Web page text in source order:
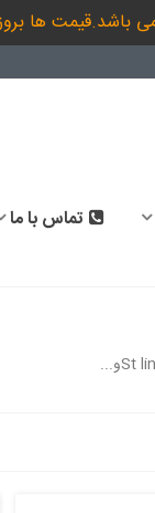
باشد.قیمت ها
تماس با ما